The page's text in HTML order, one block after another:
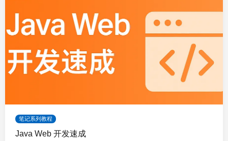
笔记系列教程
Java Web 开发速成